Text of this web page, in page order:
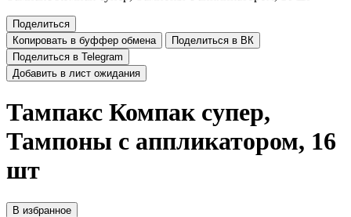
Поделиться
Копировать в буффер обмена
Поделиться в ВК
Поделиться в Telegram
Добавить в лист ожидания
Тампакс Компак супер,
Тампоны с аппликатором, 16
шт
В избранное